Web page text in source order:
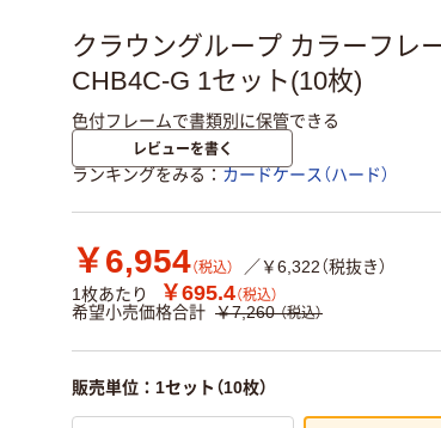
クラウングループ カラーフレ
CHB4C-G 1セット(10枚)
色付フレームで書類別に保管できる
レビューを書く
ランキングをみる カードケース（ハード）
￥6,954（税込）
／￥6,322（税抜き）
1枚あたり
￥695.4（税込）
希望小売価格合計 ￥7,260 （税込）
販売単位：1セット（10枚）